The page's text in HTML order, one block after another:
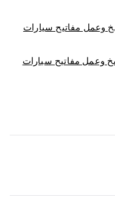
الكورية 98080146‬ نسخ وعمل مفاتيح سيارات
السيارات اليابانية 98080146‬ نسخ وعمل مفاتيح سيارات